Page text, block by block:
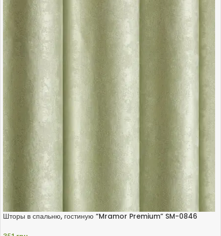
Шторы в спальню, гостиную “Mramor Premium” SM-0846